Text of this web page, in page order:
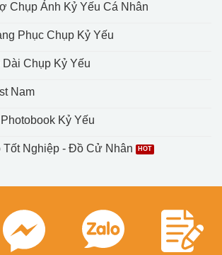
Chụp Ảnh Kỷ Yếu Cá Nhân
Phục Chụp Kỷ Yếu
Chụp Kỷ Yếu
Nam
Kỷ Yếu
Nghiệp - Đồ Cử Nhân